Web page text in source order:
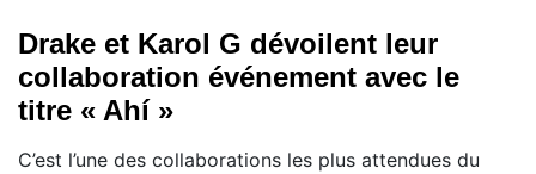
Drake et Karol G dévoilent leur
collaboration événement avec le
titre « Ahí »
C’est l’une des collaborations les plus attendues du